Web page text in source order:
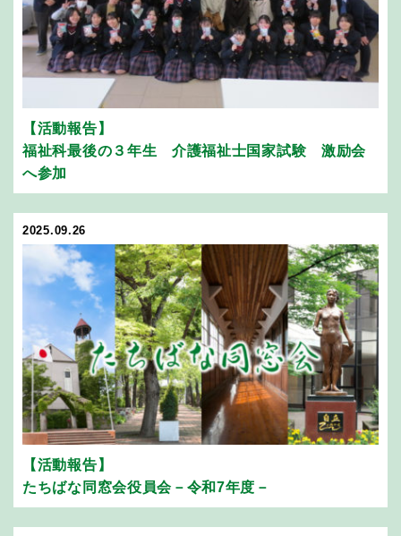
【活動報告】
福祉科最後の３年生 介護福祉士国家試験 激励会
へ参加
2025.09.26
【活動報告】
たちばな同窓会役員会－令和7年度－